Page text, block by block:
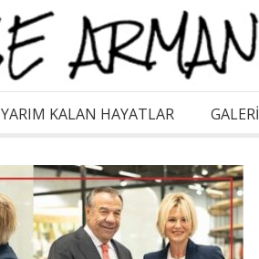
YARIM KALAN HAYATLAR GALERI